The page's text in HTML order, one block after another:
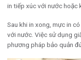
in tiếp xúc với nước hoặc
Sau khi in xong, mực in
với nước. Việc sử dụng
phương pháp bảo quản